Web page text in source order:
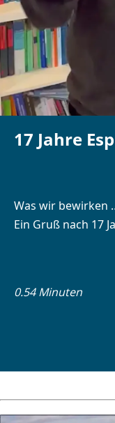
17 Jahre
Was wir bewirken
Ein Gruß nach 17
0.54 Minuten